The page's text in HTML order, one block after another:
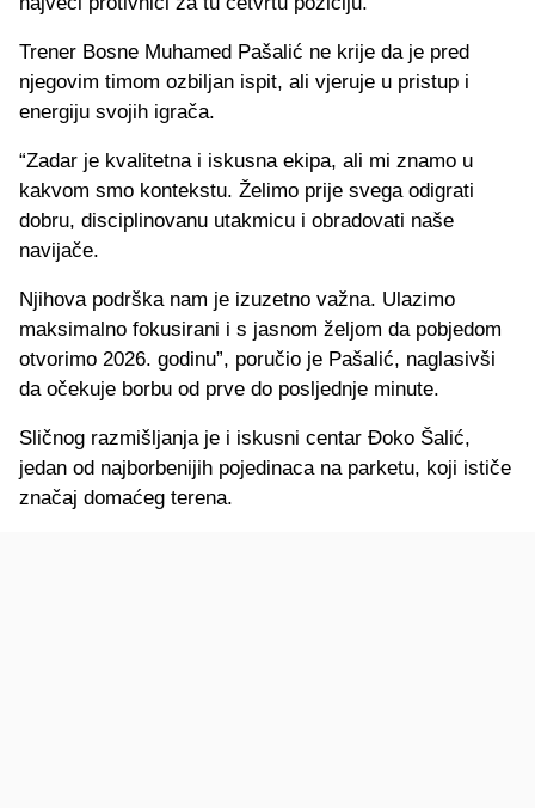
Trener Bosne Muhamed Pašalić ne krije da je pred
njegovim timom ozbiljan ispit, ali vjeruje u pristup i
energiju svojih igrača.
“Zadar je kvalitetna i iskusna ekipa, ali mi znamo u
kakvom smo kontekstu. Želimo prije svega odigrati
dobru, disciplinovanu utakmicu i obradovati naše
navijače.
Njihova podrška nam je izuzetno važna. Ulazimo
maksimalno fokusirani i s jasnom željom da pobjedom
otvorimo 2026. godinu”, poručio je Pašalić, naglasivši
da očekuje borbu od prve do posljednje minute.
Sličnog razmišljanja je i iskusni centar Đoko Šalić,
jedan od najborbenijih pojedinaca na parketu, koji ističe
značaj domaćeg terena.